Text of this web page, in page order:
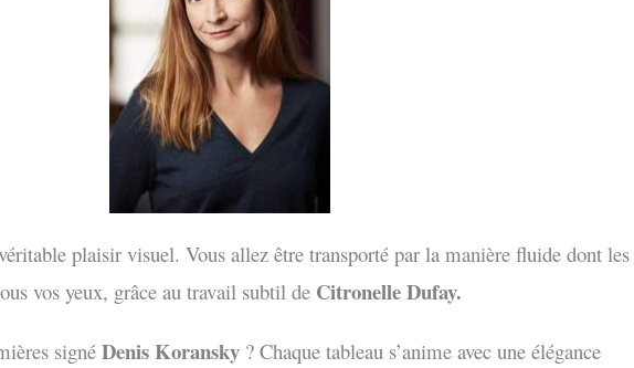
plaisir visuel. Vous allez être transporté par la manière fluide dont les
vos yeux, grâce au travail subtil de Citronelle Dufay.
signéDenis Koransky ? Chaque tableau s’anime avec une élégance